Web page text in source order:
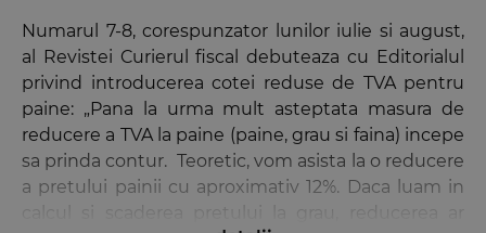
Numarul 7-8, corespunzator lunilor iulie si august,
al Revistei Curierul fiscal debuteaza cu Editorialul
privind introducerea cotei reduse de TVA pentru
paine: „Pana la urma mult asteptata masura de
reducere a TVA la paine (paine, grau si faina) incepe
sa prinda contur. Teoretic, vom asista la o reducere
a pretului painii cu aproximativ 12%. Daca luam in